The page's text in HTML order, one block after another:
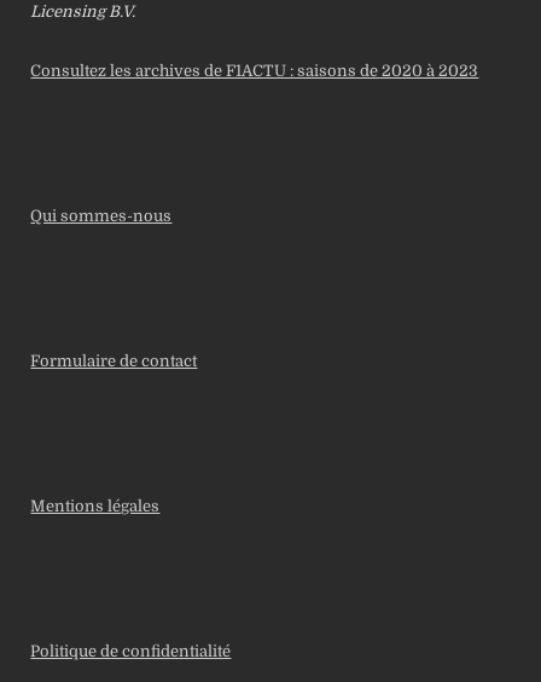
Licensing B.V.
Consultez les archives de F1ACTU : saisons de 2020 à 2023
Qui sommes-nous
Formulaire de contact
Mentions légales
Politique de confidentialité